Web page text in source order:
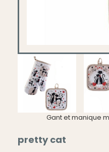
Gant et manique
pretty cat